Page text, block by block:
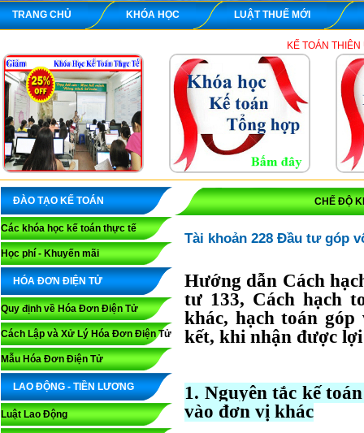
TRANG CHỦ KHÓA HỌC LUẬT THUẾ MỚI
KẾ TOÁN THIÊN ƯNG
ĐÀO TẠO KẾ TOÁN
Các khóa học kế toán thực tế
Học phí - Khuyến mãi
HÓA ĐƠN ĐIỆN TỬ
Quy định về Hóa Đơn Điện Tử
Cách Lập và Xử Lý Hóa Đơn Điện Tử
Mẫu Hóa Đơn Điện Tử
LAO ĐỘNG - TIỀN LƯƠNG
Luật Lao Động
CHẾ ĐỘ
Tài khoản 228 Đầu tư góp
Hướng dẫn Cách
tư 133, Cách hạch
khác, hạch toán
kết, khi nhận được
1. Nguyên tắc kế
vào đơn vị khác